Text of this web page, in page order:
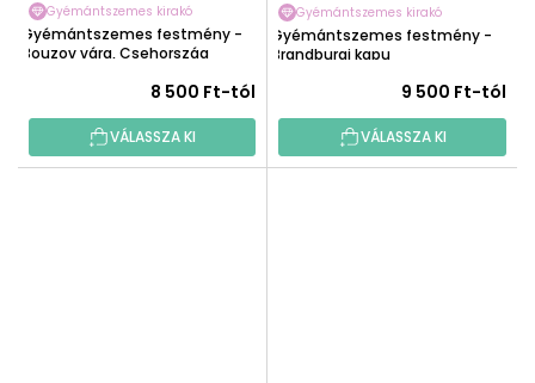
Gyémántszemes kirakó
Gyémántszemes festmény -
Bouzov vára, Csehország
8 500 Ft-tól
VÁLASSZA KI
Gyémántszemes kirakó
Gyémántszemes festmény -
Brandburgi kapu
9 500 Ft-tól
VÁLASSZA KI